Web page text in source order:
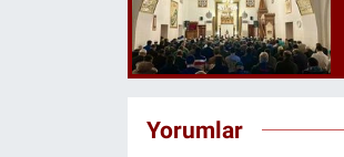
Yorumlar